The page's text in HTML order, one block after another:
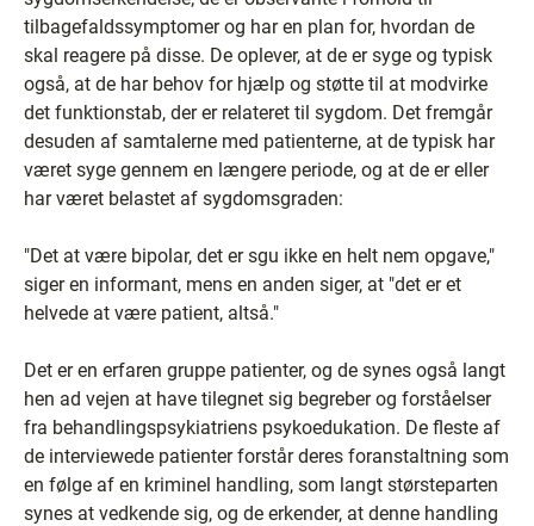
tilbagefaldssymptomer og har en plan for, hvordan de
skal reagere på disse. De oplever, at de er syge og typisk
også, at de har behov for hjælp og støtte til at modvirke
det funktionstab, der er relateret til sygdom. Det fremgår
desuden af samtalerne med patienterne, at de typisk har
været syge gennem en længere periode, og at de er eller
har været belastet af sygdomsgraden:
"Det at være bipolar, det er sgu ikke en helt nem opgave,"
siger en informant, mens en anden siger, at "det er et
helvede at være patient, altså."
Det er en erfaren gruppe patienter, og de synes også langt
hen ad vejen at have tilegnet sig begreber og forståelser
fra behandlingspsykiatriens psykoedukation. De fleste af
de interviewede patienter forstår deres foranstaltning som
en følge af en kriminel handling, som langt størsteparten
synes at vedkende sig, og de erkender, at denne handling